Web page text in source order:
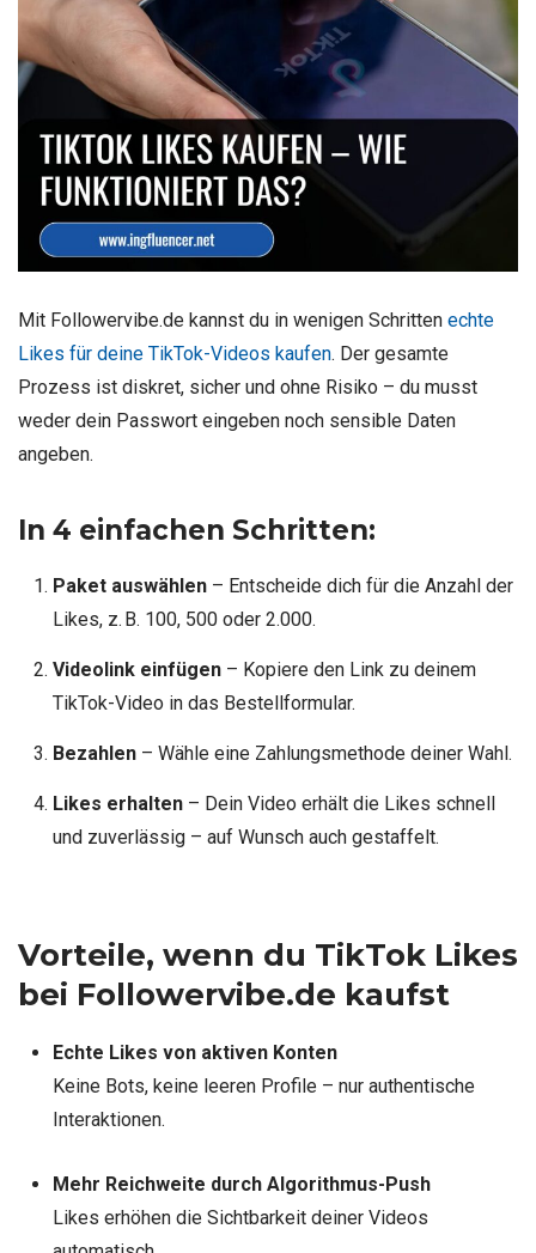
Mit Followervibe.de kannst du in wenigen Schritten echte
Likes für deine TikTok-Videos kaufen. Der gesamte
Prozess ist diskret, sicher und ohne Risiko – du musst
weder dein Passwort eingeben noch sensible Daten
angeben.
In 4 einfachen Schritten:
Paket auswählen– Entscheide dich für die Anzahl der
Likes, z. B. 100, 500 oder 2.000.
Videolink einfügen– Kopiere den Link zu deinem
TikTok-Video in das Bestellformular.
Bezahlen– Wähle eine Zahlungsmethode deiner Wahl.
Likes erhalten– Dein Video erhält die Likes schnell
und zuverlässig – auf Wunsch auch gestaffelt.
Vorteile, wenn du TikTok Likes
bei Followervibe.de kaufst
Echte Likes von aktiven Konten
Keine Bots, keine leeren Profile – nur authentische
Interaktionen.
Mehr Reichweite durch Algorithmus-Push
Likes erhöhen die Sichtbarkeit deiner Videos